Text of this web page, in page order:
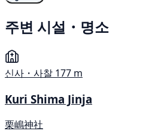
주변 시설・명소
신사・사찰 177 m
Kuri Shima Jinja
栗嶋神社